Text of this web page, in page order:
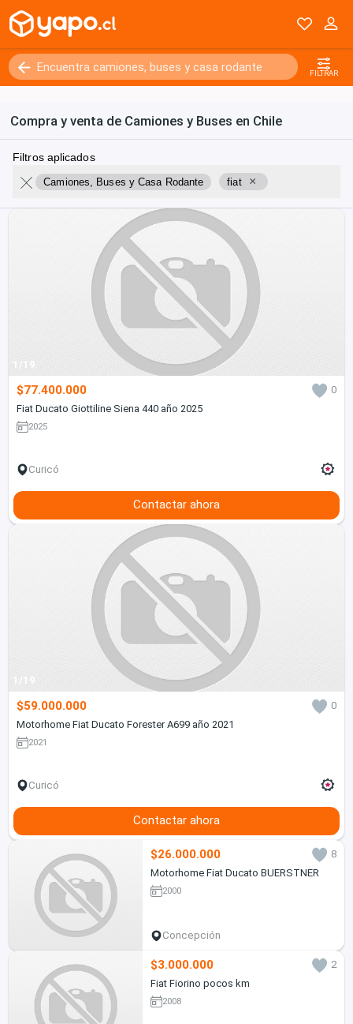
FILTRAR
Compra y venta de Camiones y Buses en Chile
Filtros aplicados
Camiones, Buses y Casa Rodante fiat ×
1/19
$77.400.000
0
Fiat Ducato Giottiline Siena 440 año 2025
2025
Curicó
Contactar ahora
1/19
$59.000.000
0
Motorhome Fiat Ducato Forester A699 año 2021
2021
Curicó
Contactar ahora
$26.000.000
8
Motorhome Fiat Ducato BUERSTNER
2000
Concepción
$3.000.000
2
Fiat Fiorino pocos km
2008